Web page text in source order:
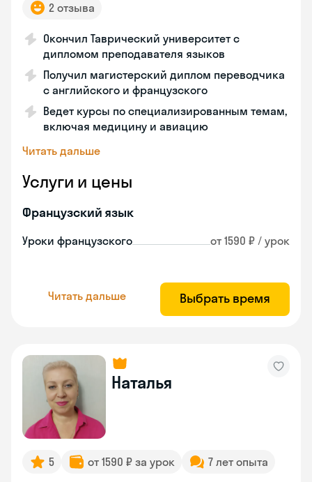
2 отзыва
Окончил Таврический университет с
дипломом преподавателя языков
Получил магистерский диплом переводчика
с английского и французского
Ведет курсы по специализированным темам,
включая медицину и авиацию
Читать дальше
Услуги и цены
Французский язык
Уроки французского от 1590 ₽ / урок
Читать дальше Выбрать время
Наталья
5 от 1590 ₽ за урок 7 лет опыта